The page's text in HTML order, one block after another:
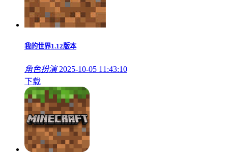
我的世界1.12版本
角色扮演 2025-10-05 11:43:10
下载